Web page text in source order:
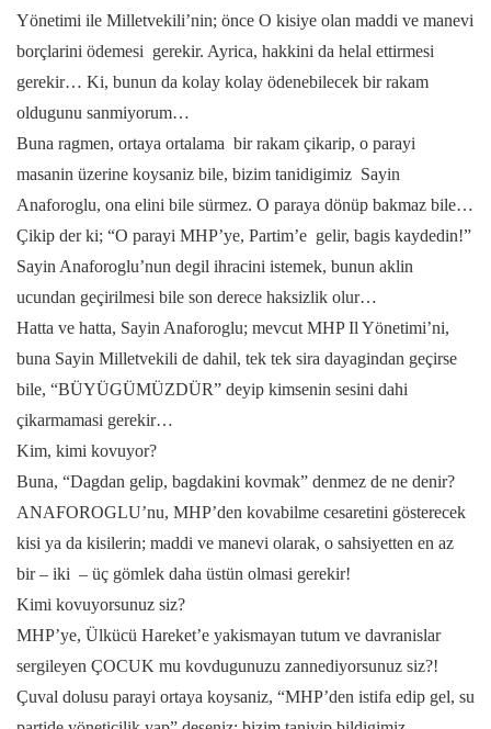
Yönetimi ile Milletvekili’nin; önce O kisiye olan maddi ve manevi
borçlarini ödemesi gerekir. Ayrica, hakkini da helal ettirmesi
gerekir… Ki, bunun da kolay kolay ödenebilecek bir rakam
oldugunu sanmiyorum…
Buna ragmen, ortaya ortalama bir rakam çikarip, o parayi
masanin üzerine koysaniz bile, bizim tanidigimiz Sayin
Anaforoglu, ona elini bile sürmez. O paraya dönüp bakmaz bile…
Çikip der ki; “O parayi MHP’ye, Partim’e gelir, bagis kaydedin!”
Sayin Anaforoglu’nun degil ihracini istemek, bunun aklin
ucundan geçirilmesi bile son derece haksizlik olur…
Hatta ve hatta, Sayin Anaforoglu; mevcut MHP Il Yönetimi’ni,
buna Sayin Milletvekili de dahil, tek tek sira dayagindan geçirse
bile, “BÜYÜGÜMÜZDÜR” deyip kimsenin sesini dahi
çikarmamasi gerekir…
Kim, kimi kovuyor?
Buna, “Dagdan gelip, bagdakini kovmak” denmez de ne denir?
ANAFOROGLU’nu, MHP’den kovabilme cesaretini gösterecek
kisi ya da kisilerin; maddi ve manevi olarak, o sahsiyetten en az
bir – iki – üç gömlek daha üstün olmasi gerekir!
Kimi kovuyorsunuz siz?
MHP’ye, Ülkücü Hareket’e yakismayan tutum ve davranislar
sergileyen ÇOCUK mu kovdugunuzu zannediyorsunuz siz?!
Çuval dolusu parayi ortaya koysaniz, “MHP’den istifa edip gel, su